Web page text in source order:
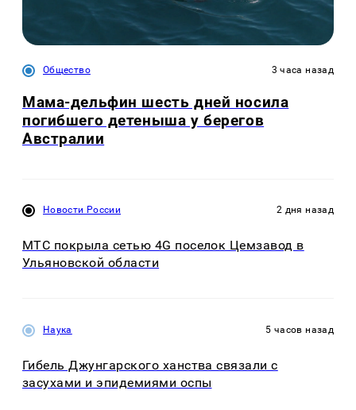
Общество 3 часа назад
Мама-дельфин шесть дней носила
погибшего детеныша у берегов
Австралии
Новости России 2 дня назад
МТС покрыла сетью 4G поселок Цемзавод в
Ульяновской области
Наука 5 часов назад
Гибель Джунгарского ханства связали с
засухами и эпидемиями оспы